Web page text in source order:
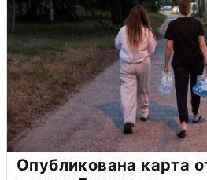
Опубликована карта